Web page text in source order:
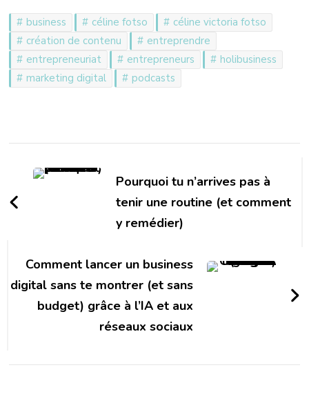
business céline fotso
céline victoria fotso
création de contenu
entreprendre
entrepreneuriat
entrepreneurs
holibusiness
marketing digital
podcasts
d'article
Pourquoi tu n’arrives pas à
tenir une routine (et comment
y remédier)
Comment lancer un business
digital sans te montrer (et sans
budget) grâce à l’IA et aux
réseaux sociaux